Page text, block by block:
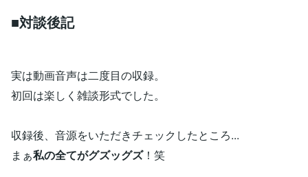
■対談後記
実は動画音声は二度目の収録。
初回は楽しく雑談形式でした。
収録後、音源をいただきチェックしたところ...
まぁ私の全てがグズッグズ！笑